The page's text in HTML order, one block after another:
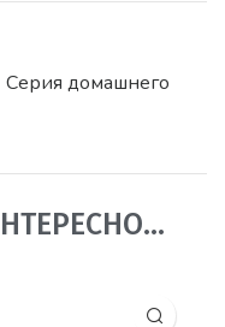
Серия домашнего